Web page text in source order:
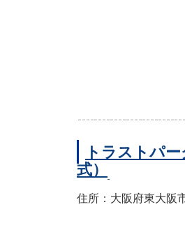
トラストパ
式）
住所：大阪府東大阪